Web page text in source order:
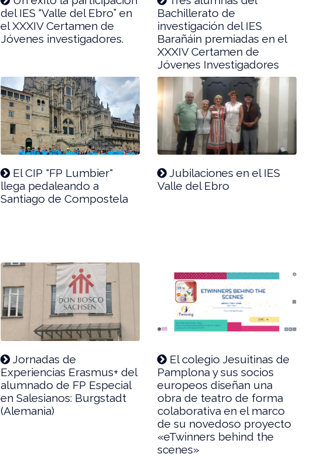
del IES “Valle del Ebro” en
el XXXIV Certamen de
Jóvenes investigadores.
Bachillerato de
investigación del IES
Barañáin premiadas en el
XXXIV Certamen de
Jóvenes Investigadores
El CIP "FP Lumbier"
llega pedaleando a
Santiago de Compostela
Jubilaciones en el IES
Valle del Ebro
Jornadas de
Experiencias Erasmus+ del
alumnado de FP Especial
en Salesianos: Burgstadt
(Alemania)
El colegio Jesuitinas de
Pamplona y sus socios
europeos diseñan una
obra de teatro de forma
colaborativa en el marco
de su novedoso proyecto
«eTwinners behind the
scenes»